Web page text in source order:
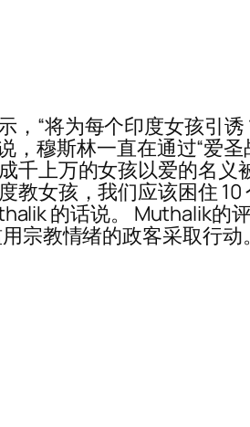
“将为每个印度女孩引
穆斯林一直在通过“爱
上万的女孩以爱的名义
女孩，我们应该困住
的话说。 Muthalik的
宗教情绪的政客采取行动。